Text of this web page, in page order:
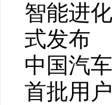
智能进
式发布
中国汽
首批用户